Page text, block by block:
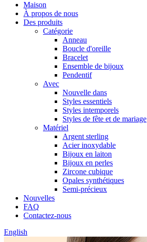
Maison
À propos de nous
Des produits
Catégorie
Anneau
Boucle d'oreille
Bracelet
Ensemble de bijoux
Pendentif
Avec
Nouvelle dans
Styles essentiels
Styles intemporels
Styles de fête et de mariage
Matériel
Argent sterling
Acier inoxydable
Bijoux en laiton
Bijoux en perles
Zircone cubique
Opales synthétiques
Semi-précieux
Nouvelles
FAQ
Contactez-nous
English